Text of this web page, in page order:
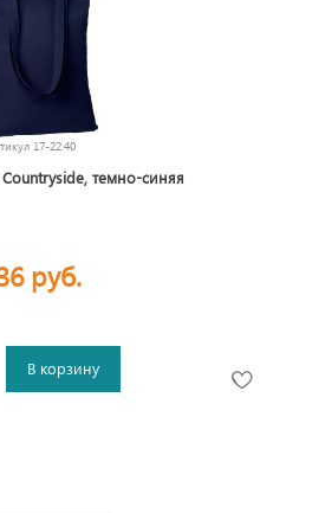
17-22.40
темно-синяя
руб.
В корзину